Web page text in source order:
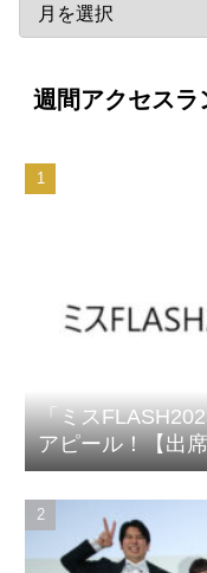
週間アクセスラ
「ミス
アピール！【出